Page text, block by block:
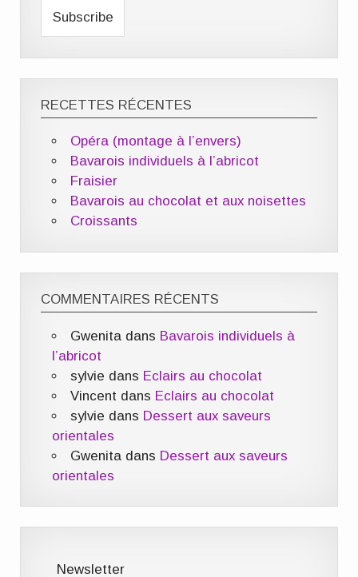
RECETTES RÉCENTES
Opéra (montage à l’envers)
Bavarois individuels à l’abricot
Fraisier
Bavarois au chocolat et aux noisettes
Croissants
COMMENTAIRES RÉCENTS
Gwenita dans Bavarois individuels à
l’abricot
sylvie dans Eclairs au chocolat
Vincent dans Eclairs au chocolat
sylvie dans Dessert aux saveurs
orientales
Gwenita dans Dessert aux saveurs
orientales
Newsletter